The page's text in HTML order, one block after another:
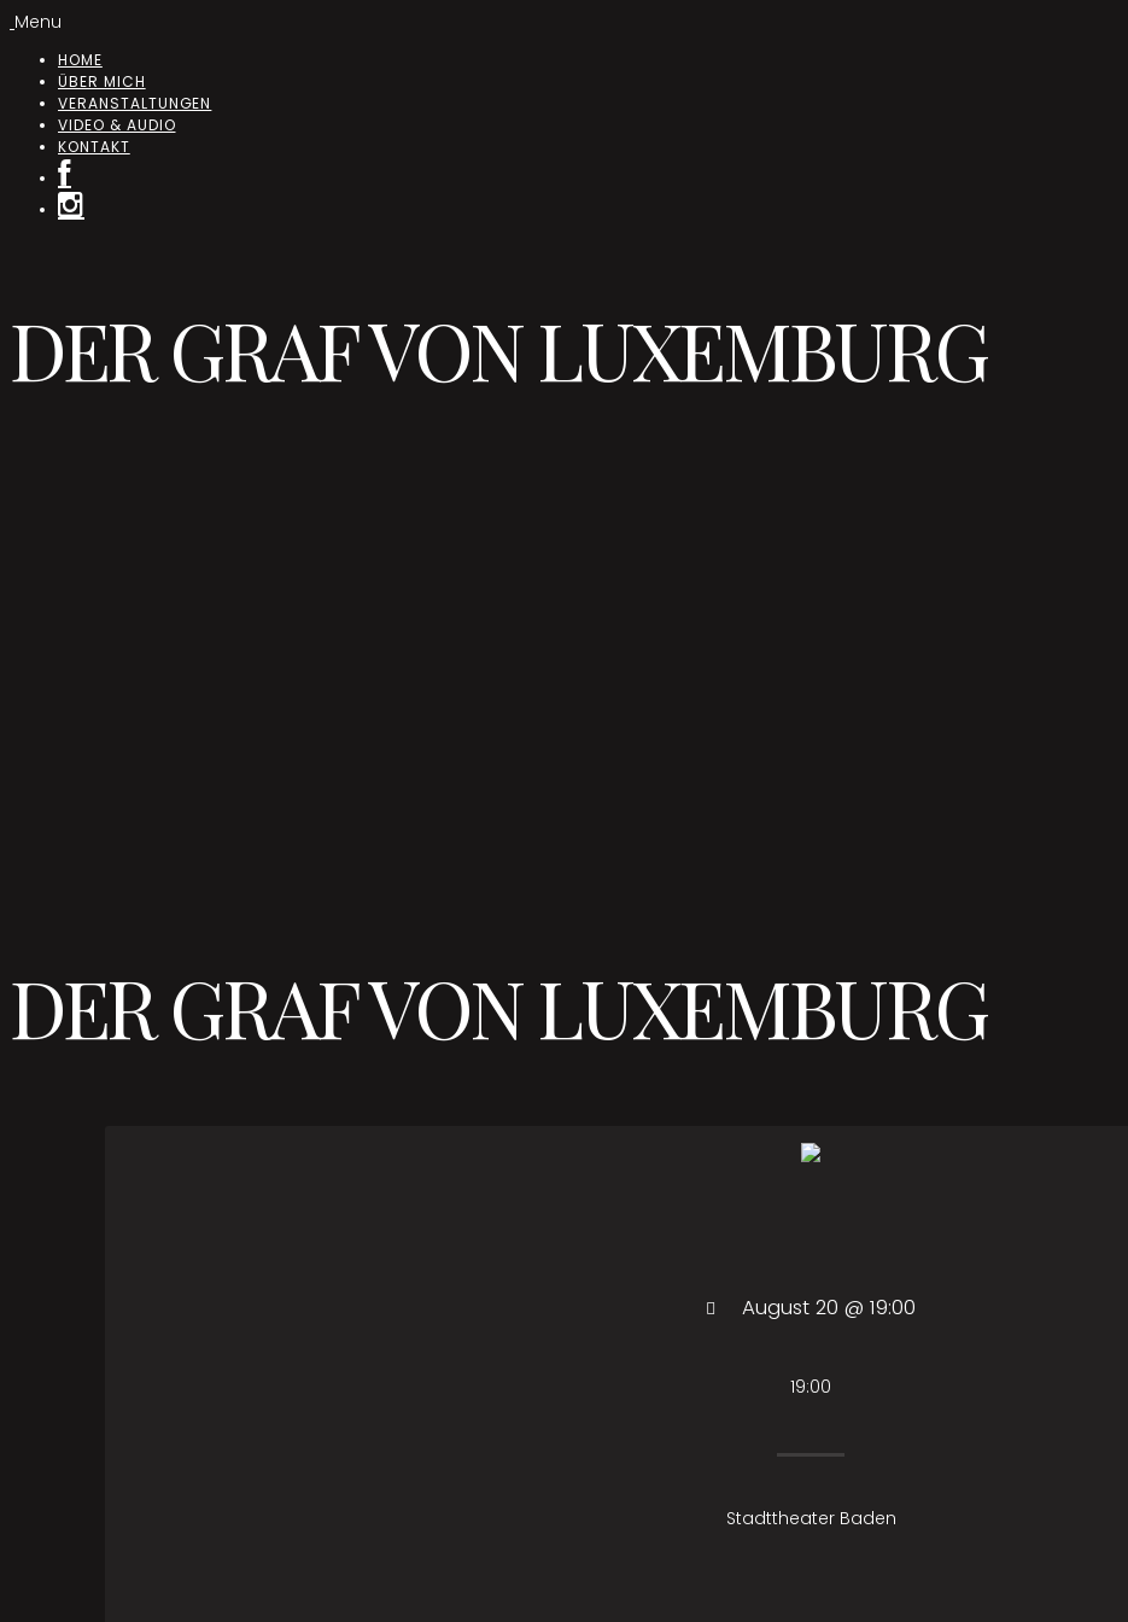
Menu
HOME
ÜBER MICH
VERANSTALTUNGEN
VIDEO & AUDIO
KONTAKT
DER GRAF VON LUXEMBURG
DER GRAF VON LUXEMBURG
August 20 @ 19:00
19:00
Stadttheater Baden